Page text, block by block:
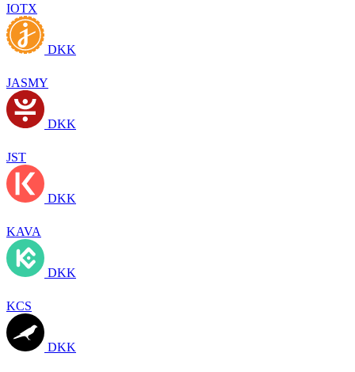
IOTX
DKK
JASMY
DKK
JST
DKK
KAVA
DKK
KCS
DKK